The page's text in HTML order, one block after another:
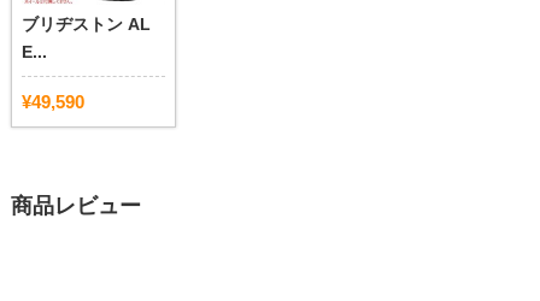
ブリヂストン AL
E...
¥49,590
商品レビュー